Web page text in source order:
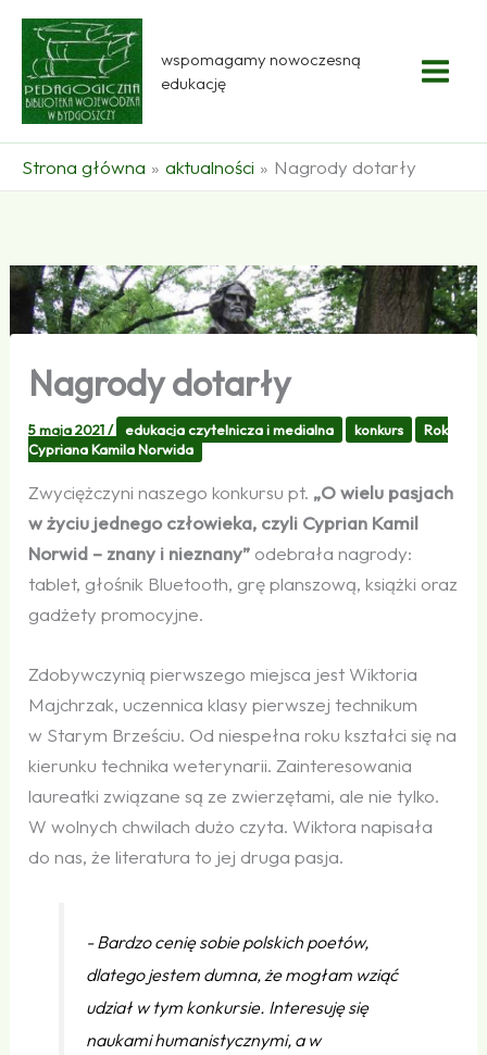
Przejdź
treści
wspomagamy nowoczesną
edukację
Strona główna aktualności Nagrody dotarły
Nagrody dotarły
5 maja 2021/ edukacja czytelnicza i medialna konkurs
Rok
Cypriana Kamila Norwida
Zwyciężczyni naszego konkursu pt. „O wielu pasjach
w życiu jednego człowieka, czyli Cyprian Kamil
Norwid – znany i nieznany” odebrała nagrody:
tablet, głośnik Bluetooth, grę planszową, książki oraz
gadżety promocyjne.
Zdobywczynią pierwszego miejsca jest Wiktoria
Majchrzak, uczennica klasy pierwszej technikum
w Starym Brześciu. Od niespełna roku kształci się na
kierunku technika weterynarii. Zainteresowania
laureatki związane są ze zwierzętami, ale nie tylko.
W wolnych chwilach dużo czyta. Wiktora napisała
do nas, że literatura to jej druga pasja.
- Bardzo cenię sobie polskich poetów,
dlatego jestem dumna, że mogłam wziąć
udział w tym konkursie. Interesuję się
naukami humanistycznymi, a w